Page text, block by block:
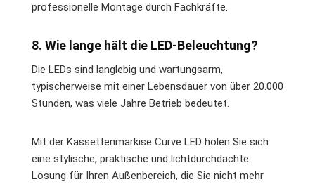
professionelle Montage durch Fachkräfte.
8. Wie lange hält die LED-Beleuchtung?
Die LEDs sind langlebig und wartungsarm,
typischerweise mit einer Lebensdauer von über 20.000
Stunden, was viele Jahre Betrieb bedeutet.
Mit der Kassettenmarkise Curve LED holen Sie sich
eine stylische, praktische und lichtdurchdachte
Lösung für Ihren Außenbereich, die Sie nicht mehr